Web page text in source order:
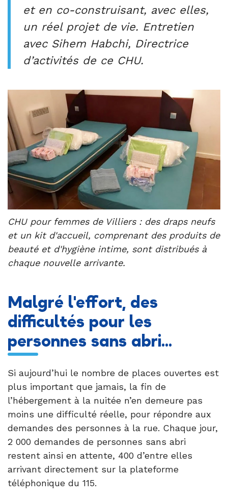
et en co-construisant, avec elles,
un réel projet de vie. Entretien
avec Sihem Habchi, Directrice
d’activités de ce CHU.
CHU pour femmes de Villiers : des draps neufs
et un kit d'accueil, comprenant des produits de
beauté et d'hygiène intime, sont distribués à
chaque nouvelle arrivante.
Malgré l'effort, des
difficultés pour les
personnes sans abri...
Si aujourd’hui le nombre de places ouvertes est
plus important que jamais, la fin de
l’hébergement à la nuitée n’en demeure pas
moins une difficulté réelle, pour répondre aux
demandes des personnes à la rue. Chaque jour,
2 000 demandes de personnes sans abri
restent ainsi en attente, 400 d’entre elles
arrivant directement sur la plateforme
téléphonique du 115.